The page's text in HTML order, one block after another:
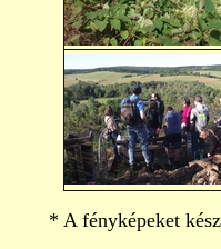
* A fényképeket